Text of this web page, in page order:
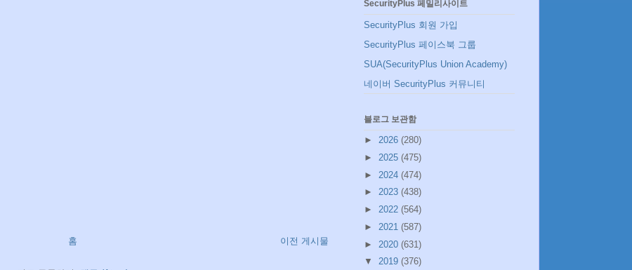
이전 게시물
홈
SecurityPlus 페밀리사이트
SecurityPlus 회원 가입
SecurityPlus 페이스북 그룹
SUA(SecurityPlus Union Academy)
네이버 SecurityPlus 커뮤니티
블로그 보관함
► 2026 (280)
► 2025 (475)
► 2024 (474)
► 2023 (438)
► 2022 (564)
► 2021 (587)
► 2020 (631)
▼ 2019 (376)